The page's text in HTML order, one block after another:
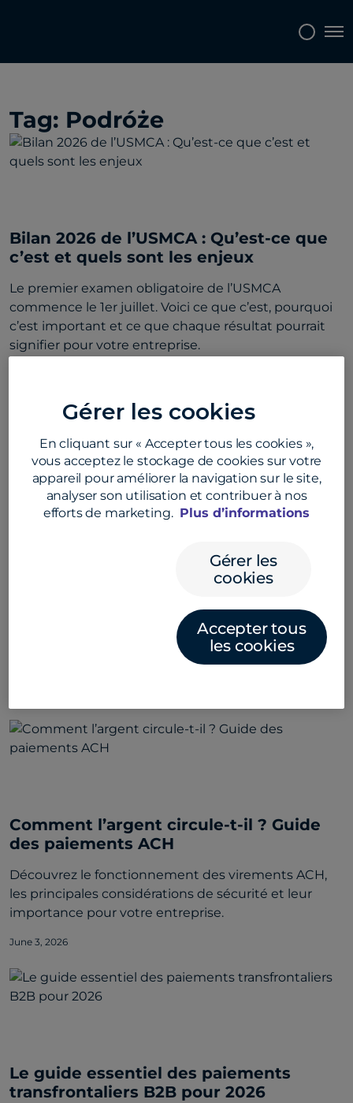
Tag: Podróże
Bilan 2026 de l’USMCA : Qu’est-ce que
c’est et quels sont les enjeux
Le premier examen obligatoire de l’USMCA
commence le 1er juillet. Voici ce que c’est, pourquoi
c’est important et ce que chaque résultat pourrait
signifier pour votre entreprise.
infrastructure de paiements
transfrontaliers intelligente
Découvrez comment Convera et dLocal permettent
des paiements transfrontaliers plus rapides et plus
efficaces grâce à des solutions de paiement locales
sur des marchés en forte croissance.
Comment l’argent circule-t-il ? Guide
des paiements ACH
Découvrez le fonctionnement des virements ACH,
les principales considérations de sécurité et leur
importance pour votre entreprise.
June 3, 2026
Le guide essentiel des paiements
transfrontaliers B2B pour 2026
Gérer les cookies
En cliquant sur « Accepter tous les cookies »,
vous acceptez le stockage de cookies sur votre
appareil pour améliorer la navigation sur le site,
analyser son utilisation et contribuer à nos
efforts de marketing. Plus d’informations
Gérer les
cookies
Accepter tous
les cookies